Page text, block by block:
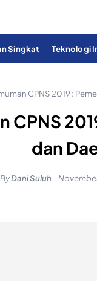
Singkat Teknologi
CPNS 2019 :
CPNS
dan
ByDani Suluh -